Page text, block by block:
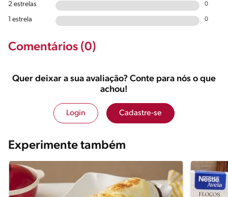
2 estrelas 0
1 estrela 0
Comentários (0)
Quer deixar a sua avaliação? Conte para nós o que
achou!
Login Cadastre-se
Experimente também